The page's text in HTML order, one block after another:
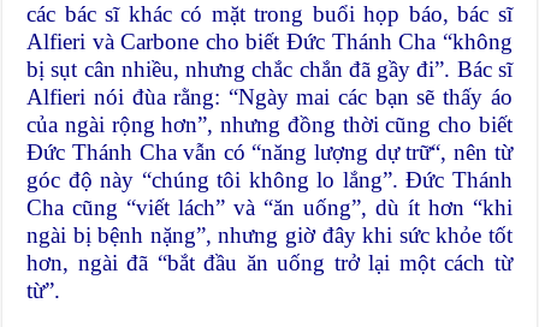
các bác sĩ khác có mặt trong buổi họp báo, bác sĩ
Alfieri và Carbone cho biết Đức Thánh Cha “không
bị sụt cân nhiều, nhưng chắc chắn đã gầy đi”. Bác sĩ
Alfieri nói đùa rằng: “Ngày mai các bạn sẽ thấy áo
của ngài rộng hơn”, nhưng đồng thời cũng cho biết
Đức Thánh Cha vẫn có “năng lượng dự trữ“, nên từ
góc độ này “chúng tôi không lo lắng”. Đức Thánh
Cha cũng “viết lách” và “ăn uống”, dù ít hơn “khi
ngài bị bệnh nặng”, nhưng giờ đây khi sức khỏe tốt
hơn, ngài đã “bắt đầu ăn uống trở lại một cách từ
từ”.